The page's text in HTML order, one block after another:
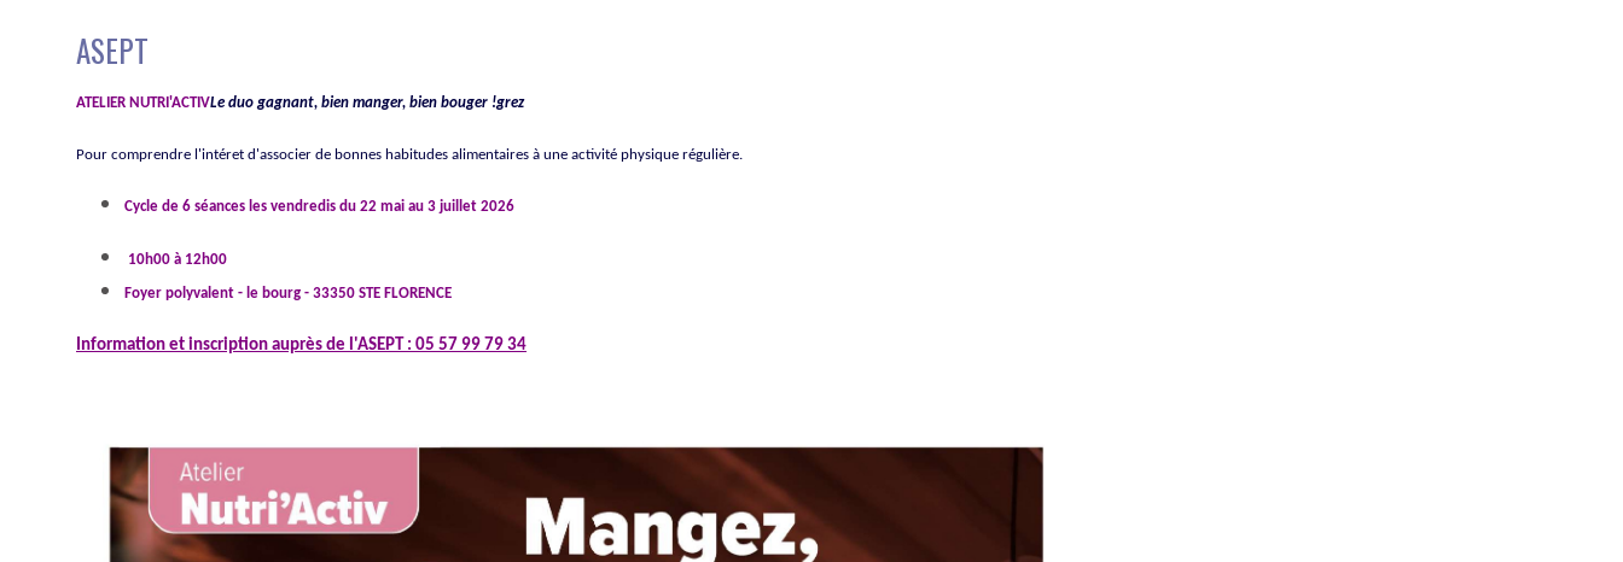
ASEPT
ATELIER NUTRI'ACTIVLe duo gagnant, bien manger, bien bouger !grez
Pour comprendre l'intéret d'associer de bonnes habitudes alimentaires à une activité physique régulière.
Cycle de 6 séances les vendredis du 22 mai au 3 juillet 2026
10h00 à 12h00
Foyer polyvalent - le bourg - 33350 STE FLORENCE
Information et inscription auprès de l'ASEPT : 05 57 99 79 34